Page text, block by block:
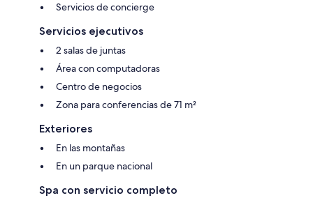
Servicios de concierge
Servicios ejecutivos
2 salas de juntas
Área con computadoras
Centro de negocios
Zona para conferencias de 71 m²
Exteriores
En las montañas
En un parque nacional
Spa con servicio completo